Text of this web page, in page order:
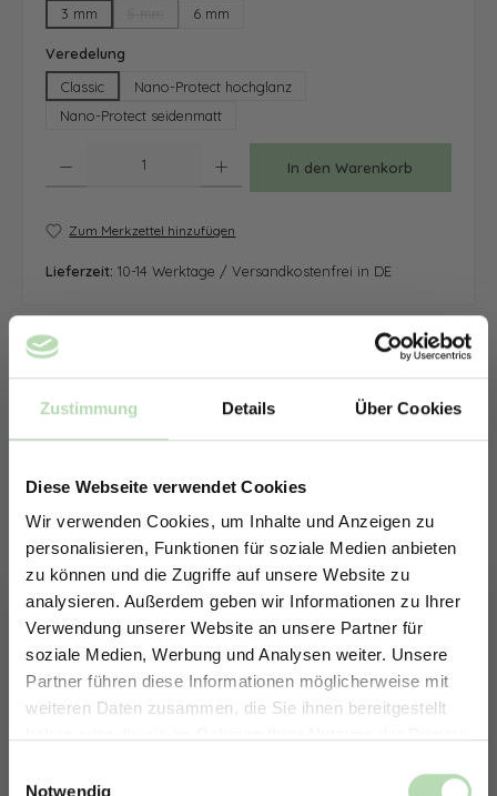
Zustimmung Details Über Cookies
Diese Webseite verwendet Cookies
Wir verwenden Cookies, um Inhalte und Anzeigen zu
personalisieren, Funktionen für soziale Medien anbieten
zu können und die Zugriffe auf unsere Website zu
analysieren. Außerdem geben wir Informationen zu Ihrer
Verwendung unserer Website an unsere Partner für
soziale Medien, Werbung und Analysen weiter. Unsere
Partner führen diese Informationen möglicherweise mit
weiteren Daten zusammen, die Sie ihnen bereitgestellt
Notwendig
3 mm
(Diese Option ist zurzeit nicht verfügbar.)
6 mm
Veredelung
Classic
Nano-Protect hochglanz
Nano-Protect seidenmatt
In den Warenkorb
Zum Merkzettel hinzufügen
Lieferzeit: 10-14 Werktage / Versandkostenfrei in DE
Erstelle in nur 4 Schritten deine
ERHALTE 5% RABATT AUF
DEINE RÜCKWÄNDE